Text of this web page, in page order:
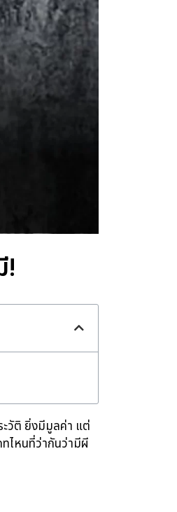
!
ะวัติ ยิ่งมีมูลค่า แต่
ทไหนที่ว่ากันว่ามีผี